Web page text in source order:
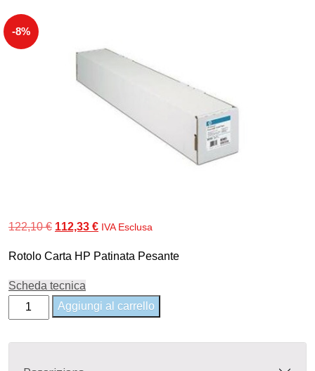
-8%
122,10€ Il
originale
era:
122,10 €.
112,33 €Il
attuale
112,33 €.
IVA Esclusa
Rotolo Carta HP Patinata Pesante
Scheda tecnica
C6977C
-
HP
Aggiungi al carrello